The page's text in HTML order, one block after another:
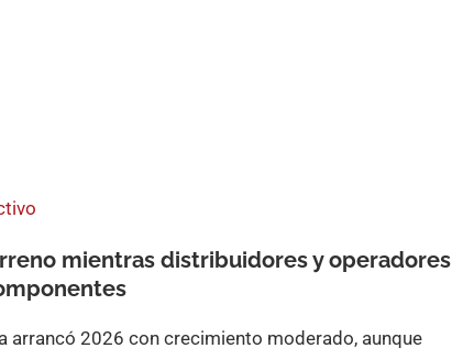
mientras distribuidores y operadores
arrancó 2026 con crecimiento moderado, aunque